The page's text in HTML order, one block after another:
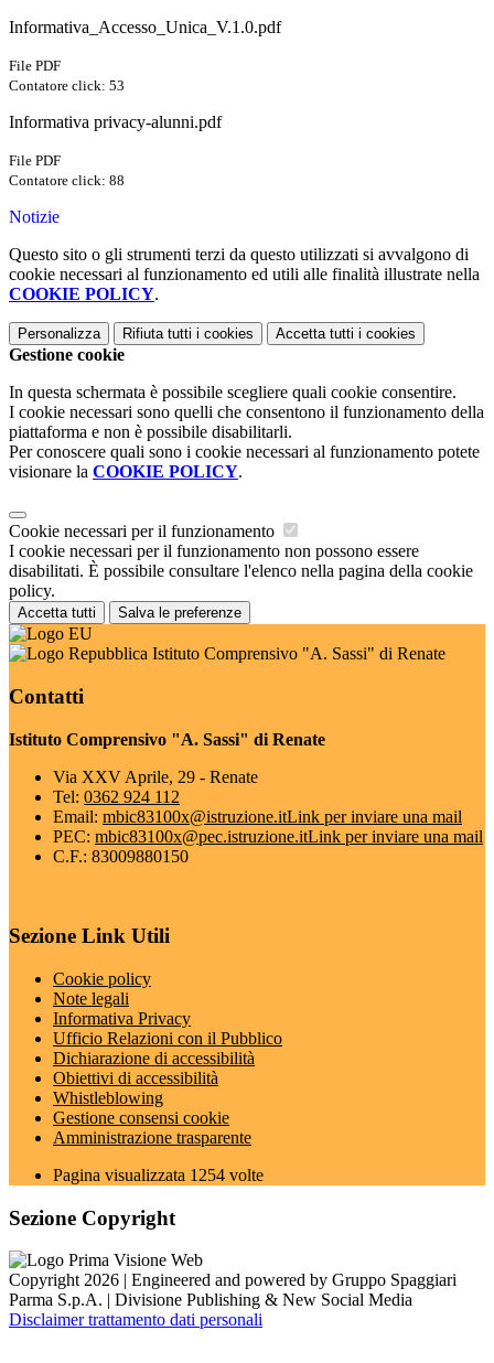
Informativa_Accesso_Unica_V.1.0.pdf
File PDF
Contatore click: 53
Informativa privacy-alunni.pdf
File PDF
Contatore click: 88
Notizie
Questo sito o gli strumenti terzi da questo utilizzati si avvalgono di
cookie necessari al funzionamento ed utili alle finalità illustrate nella
COOKIE POLICY.
Personalizza Rifiuta tutti i cookies Accetta tutti i cookies
Gestione cookie
In questa schermata è possibile scegliere quali cookie consentire.
I cookie necessari sono quelli che consentono il funzionamento della
piattaforma e non è possibile disabilitarli.
Per conoscere quali sono i cookie necessari al funzionamento potete
visionare la COOKIE POLICY.
Cookie necessari per il funzionamento
I cookie necessari per il funzionamento non possono essere
disabilitati. È possibile consultare l'elenco nella pagina della cookie
policy.
Accetta tutti Salva le preferenze
Istituto Comprensivo "A. Sassi" di Renate
Contatti
Istituto Comprensivo "A. Sassi" di Renate
Via XXV Aprile, 29 - Renate
Tel: 0362 924 112
Email: mbic83100x@istruzione.itLink per inviare una mail
PEC: mbic83100x@pec.istruzione.itLink per inviare una mail
C.F.: 83009880150
Sezione Link Utili
Cookie policy
Note legali
Informativa Privacy
Ufficio Relazioni con il Pubblico
Dichiarazione di accessibilità
Obiettivi di accessibilità
Whistleblowing
Gestione consensi cookie
Amministrazione trasparente
Pagina visualizzata 1254 volte
Sezione Copyright
Copyright 2026 | Engineered and powered by Gruppo Spaggiari
Parma S.p.A. | Divisione Publishing & New Social Media
Disclaimer trattamento dati personali